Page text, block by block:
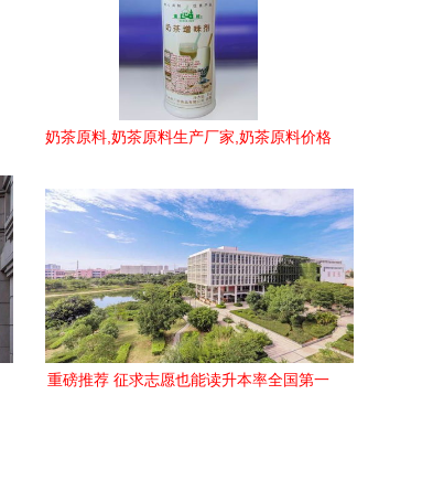
奶茶原料,奶茶原料生产厂家,奶茶原料价格
重磅推荐 征求志愿也能读升本率全国第一